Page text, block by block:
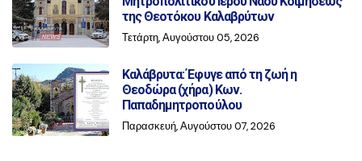
της Θεοτόκου Καλαβρύτων
Τετάρτη, Αυγούστου 05, 2026
Καλάβρυτα: Έφυγε από τη ζωή η
Θεοδώρα (χήρα) Κων.
Παπαδημητροπούλου
Παρασκευή, Αυγούστου 07, 2026